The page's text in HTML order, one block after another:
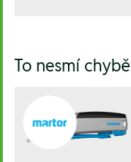
To nesmí